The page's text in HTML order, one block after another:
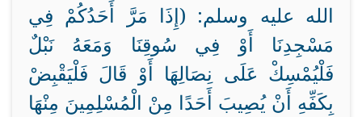
الله عليه وسلم: (إِذَا مَرَّ أَحَدُكُمْ فِي
مَسْجِدِنَا أَوْ فِي سُوقِنَا وَمَعَهُ نَبْلٌ
فَلْيُمْسِكْ عَلَى نِصَالِهَا أَوْ قَالَ فَلْيَقْبِضْ
بِكَفِّهِ أَنْ يُصِيبَ أَحَدًا مِنْ الْمُسْلِمِينَ مِنْهَا